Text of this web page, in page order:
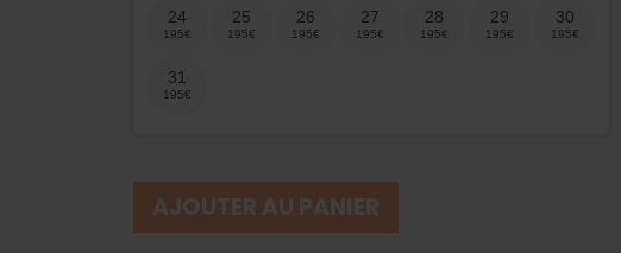
24 25 26 27 28 29 30
31
AJOUTER AU PANIER